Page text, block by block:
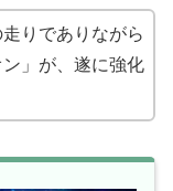
りでありながら
」が、遂に強化